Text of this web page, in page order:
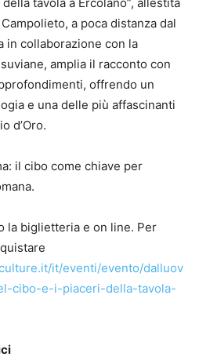
a poca distanza dal
in collaborazione con la
amplia il racconto con
offrendo un
e una delle più affascinanti
d’Oro.
il cibo come chiave per
la biglietteria e on line. Per
it/eventi/evento/dalluov
cibo-e-i-piaceri-della-tavola-